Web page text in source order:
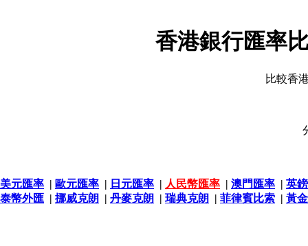
香港銀行匯率
比較香
美元匯率 | 歐元匯率 | 日元匯率 | 人民幣匯率 | 澳門匯率 | 英
泰幣外匯 | 挪威克朗 | 丹麥克朗 | 瑞典克朗 | 菲律賓比索 | 黃